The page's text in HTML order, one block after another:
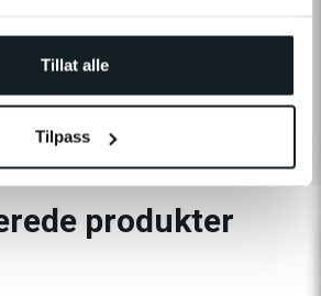
Tillat alle
Tilpass
produkter